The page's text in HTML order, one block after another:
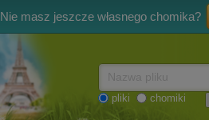
Nie masz jeszcze własnego chomika?
pliki chomiki